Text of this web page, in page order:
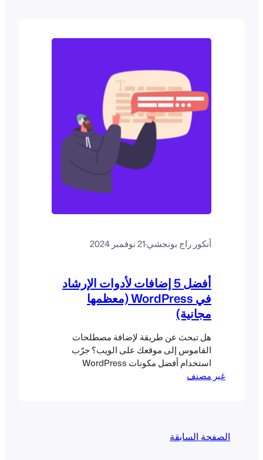
محرك البحث الخاص بك عن طريق تقليص
بالصفحات لـ WordPress تساعد في تحسين
محرك البحث الخاص بك عن طريق تقليل
أوقات تحميل الصفحة وتحسين...
أنكور راج بونجشي·21 نوفمبر 2024
أفضل 5 إضافات لأدوات الإرشاد
في WordPress (معظمها
مجانية)
هل تبحث عن طريقة لإضافة مصطلحات
القاموس إلى موقعك على الويب؟ جرّب
استخدام أفضل مكونات WordPress
الإضافية لأدوات الإرشاد. ستساعدك هذه
والأهم من ذلك، أنها سهلة الاستخدام. تعد
غير مصنف
الصفحة السابقة